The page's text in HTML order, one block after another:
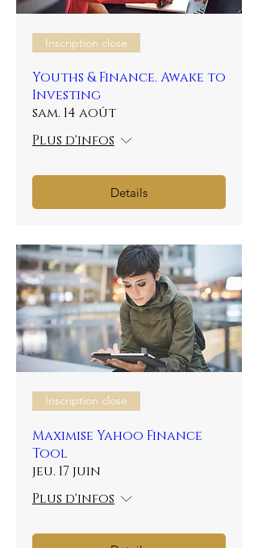
Inscription close
Youths & Finance. Awake to
Investing
sam. 14 août
Plus d'infos
Details
Inscription close
Maximise Yahoo Finance
Tool
jeu. 17 juin
Plus d'infos